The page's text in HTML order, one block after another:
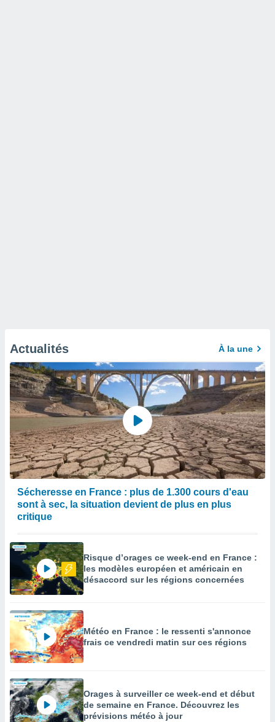
Actualités À la une
Sécheresse en France : plus de 1.300 cours d'eau
sont à sec, la situation devient de plus en plus
critique
Risque d’orages ce week-end en France :
les modèles européen et américain en
désaccord sur les régions concernées
Météo en France : le ressenti s'annonce
frais ce vendredi matin sur ces régions
Orages à surveiller ce week-end et début
de semaine en France. Découvrez les
prévisions météo à jour